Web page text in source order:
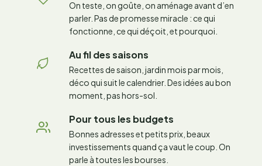
On teste, on goûte, on aménage avant d’en
parler. Pas de promesse miracle : ce qui
fonctionne, ce qui déçoit, et pourquoi.
Au fil des saisons
Recettes de saison, jardin mois par mois,
déco qui suit le calendrier. Des idées au bon
moment, pas hors-sol.
Pour tous les budgets
Bonnes adresses et petits prix, beaux
investissements quand ça vaut le coup. On
parle à toutes les bourses.